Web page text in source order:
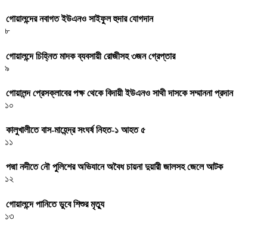
গোয়ালন্দের নবাগত ইউএনও সাইফুল হুদার যোগদান
৮
গোয়ালন্দে চিহ্নিত মাদক ব্যবসায়ী রোজীসহ ৩জন গ্রেপ্তার
৯
গোয়ালন্দ প্রেসক্লাবের পক্ষ থেকে বিদায়ী ইউএনও সাথী দাসকে সম্মাননা প্রদান
১০
কালুখালীতে বাস-মাহেন্দ্র সংঘর্ষ নিহত-১ আহত ৫
১১
পদ্মা নদীতে নৌ পুলিশের অভিযানে অবৈধ চায়না দুয়ারী জালসহ জেলে আটক
১২
গোয়ালন্দে পানিতে ডুবে শিশুর মৃত্যু
১৩